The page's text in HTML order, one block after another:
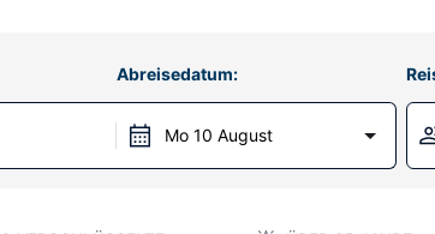
Abreisedatum:
Mo 10 August